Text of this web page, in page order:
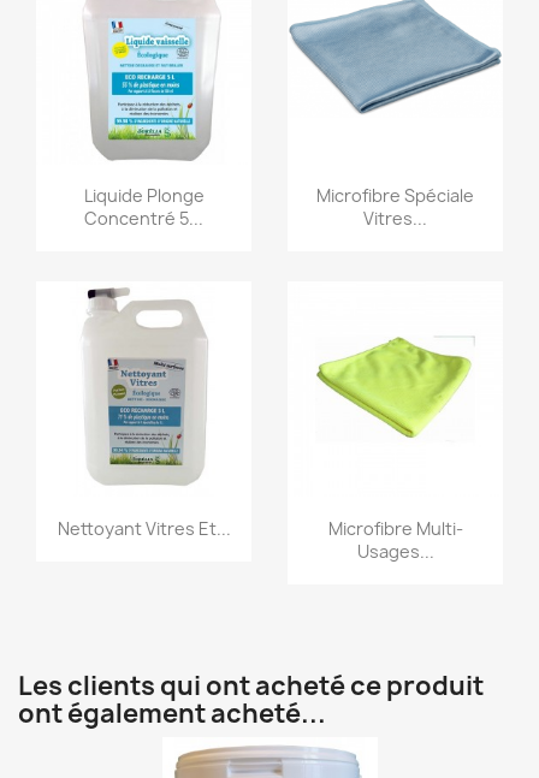
 Aperçu rapide
Liquide Plonge
Concentré 5...
Aperçu rapide
Microfibre Spéciale
Vitres...
Aperçu rapide
Nettoyant Vitres Et... Aperçu rapide
Microfibre Multi-
Usages...
Les clients qui ont acheté ce produit
ont également acheté...